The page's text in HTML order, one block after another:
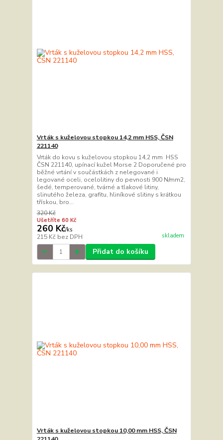
Vrták s kuželovou stopkou 14,2 mm HSS, ČSN
221140
Vrták do kovu s kuželovou stopkou 14,2 mm HSS
ČSN 221140, upínací kužel Morse 2 Doporučené pro
běžné vrtání v součástkách z nelegované i
legované oceli, ocelolitiny do pevnosti 900 N/mm2,
šedé, temperované, tvárné a tlakové litiny,
slinutého železa, grafitu, hliníkové slitiny s krátkou
třískou, bro...
320 Kč
Ušetříte 60 Kč
260 Kč/ks
215 Kč bez DPH skladem
Přidat do košíku
Vrták s kuželovou stopkou 10,00 mm HSS, ČSN